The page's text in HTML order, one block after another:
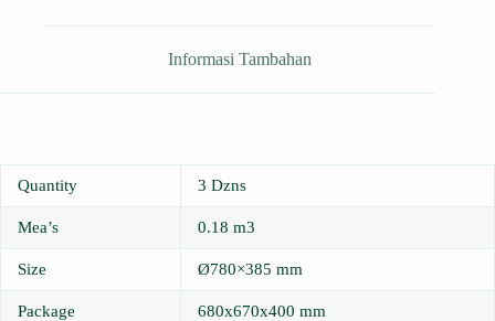
Informasi Tambahan
Quantity 3 Dzns
Mea’s 0.18 m3
Size Ø780×385 mm
Package 680x670x400 mm